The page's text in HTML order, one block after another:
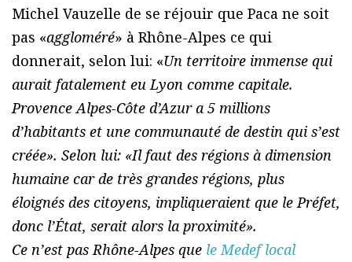
Michel Vauzelle de se réjouir que Paca ne soit
pas «aggloméré» à Rhône-Alpes ce qui
donnerait, selon lui: «Un territoire immense qui
aurait fatalement eu Lyon comme capitale.
Provence Alpes-Côte d’Azur a 5 millions
d’habitants et une communauté de destin qui s’est
créée». Selon lui: «Il faut des régions à dimension
humaine car de très grandes régions, plus
éloignés des citoyens, impliqueraient que le Préfet,
donc l’État, serait alors la proximité».
Ce n’est pas Rhône-Alpes que le Medef local